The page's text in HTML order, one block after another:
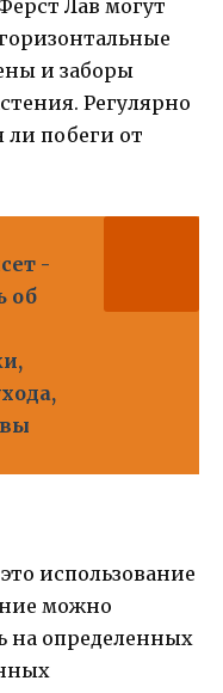
Лав могут
и заборы
Регулярно
ли побеги от
-
об
использование
можно
на определенных